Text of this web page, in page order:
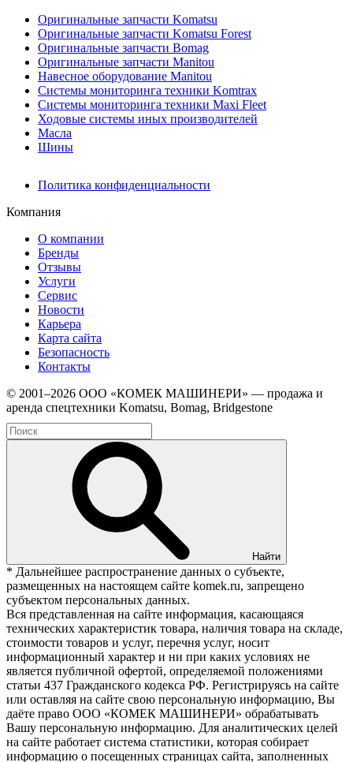
Оригинальные запчасти Komatsu
Оригинальные запчасти Komatsu Forest
Оригинальные запчасти Bomag
Оригинальные запчасти Manitou
Навесное оборудование Manitou
Системы мониторинга техники Komtrax
Системы мониторинга техники Maxi Fleet
Ходовые системы иных производителей
Масла
Шины
Политика конфиденциальности
Компания
О компании
Бренды
Отзывы
Услуги
Сервис
Новости
Карьера
Карта сайта
Безопасность
Контакты
© 2001–2026 ООО «КОМЕК МАШИНЕРИ» — продажа и
аренда спецтехники Komatsu, Bomag, Bridgestone
Найти
* Дальнейшее распространение данных о субъекте,
размещенных на настоящем сайте komek.ru, запрещено
субъектом персональных данных.
Вся представленная на сайте информация, касающаяся
технических характеристик товара, наличия товара на складе,
стоимости товаров и услуг, перечня услуг, носит
информационный характер и ни при каких условиях не
является публичной офертой, определяемой положениями
статьи 437 Гражданского кодекса РФ. Регистрируясь на сайте
или оставляя на сайте свою персональную информацию, Вы
даёте право ООО «КОМЕК МАШИНЕРИ» обрабатывать
Вашу персональную информацию. Для аналитических целей
на сайте работает система статистики, которая собирает
информацию о посещенных страницах сайта, заполненных